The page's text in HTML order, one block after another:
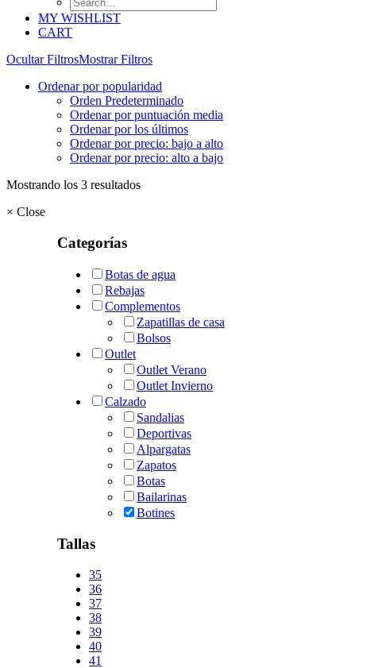
MY WISHLIST
CART
Ocultar FiltrosMostrar Filtros
Ordenar por popularidad
Orden Predeterminado
Ordenar por puntuación media
Ordenar por los últimos
Ordenar por precio: bajo a alto
Ordenar por precio: alto a bajo
Mostrando los 3 resultadosOrdenado
× Close
Categorías
Botas de agua
Rebajas
Complementos
Zapatillas de casa
Bolsos
Outlet
Outlet Verano
Outlet Invierno
Calzado
Sandalias
Deportivas
Alpargatas
Zapatos
Botas
Bailarinas
Botines
Tallas
35
36
37
38
39
40
41